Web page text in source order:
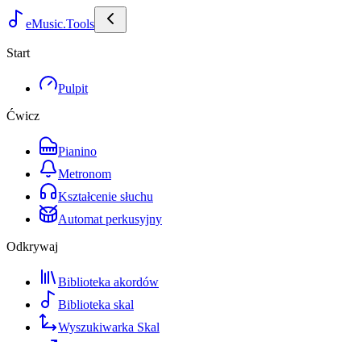
eMusic.Tools
Start
Pulpit
Ćwicz
Pianino
Metronom
Kształcenie słuchu
Automat perkusyjny
Odkrywaj
Biblioteka akordów
Biblioteka skal
Wyszukiwarka Skal